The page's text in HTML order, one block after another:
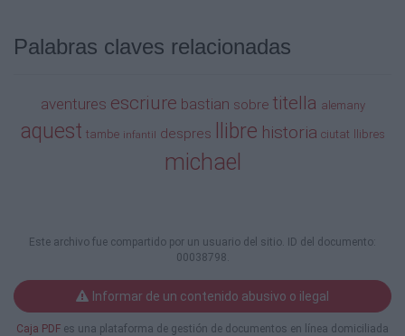
Palabras claves relacionadas
aventures escriure bastian sobre titella alemany
aquest tambe infantil despres llibre historia ciutat llibres
michael
Este archivo fue compartido por un usuario del sitio. ID del documento:
00038798.
Informar de un contenido abusivo o ilegal
Caja PDF es una plataforma de gestión de documentos en línea domiciliada